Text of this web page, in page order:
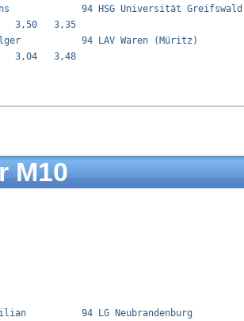
94 HSG Universität
3,58   3,50   3,35
Holger           94 LAV Waren
3,34   3,04   3,48
M10
94 LG